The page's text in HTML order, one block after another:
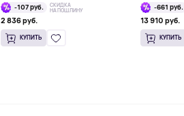
-107 руб.
СКИДКА
НА ПОШЛИНУ
2 836 руб.
КУПИТЬ
-661 руб.
13 910 руб.
КУПИТЬ